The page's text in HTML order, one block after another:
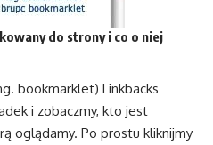
do strony i co o niej
bookmarklet) Linkbacks
i zobaczmy, kto jest
oglądamy. Po prostu kliknijmy